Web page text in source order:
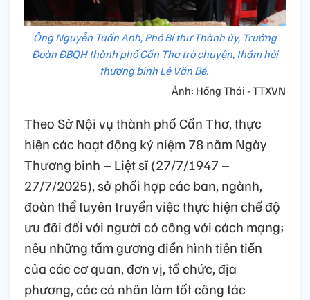
Ông Nguyễn Tuấn Anh, Phó Bí thư Thành ủy, Trưởng
Đoàn ĐBQH thành phố Cần Thơ trò chuyện, thăm hỏi
thương binh Lê Văn Bé.
Ảnh: Hồng Thái - TTXVN
Theo Sở Nội vụ thành phố Cần Thơ, thực
hiện các hoạt động kỷ niệm 78 năm Ngày
Thương binh – Liệt sĩ (27/7/1947 –
27/7/2025), sở phối hợp các ban, ngành,
đoàn thể tuyên truyền việc thực hiện chế độ
ưu đãi đối với người có công với cách mạng;
nêu những tấm gương điển hình tiên tiến
của các cơ quan, đơn vị, tổ chức, địa
phương, các cá nhân làm tốt công tác